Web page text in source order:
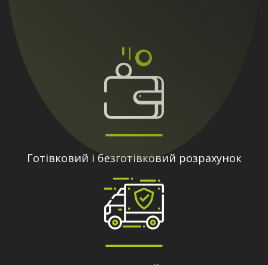
Готівковий і безготівковий розрахунок